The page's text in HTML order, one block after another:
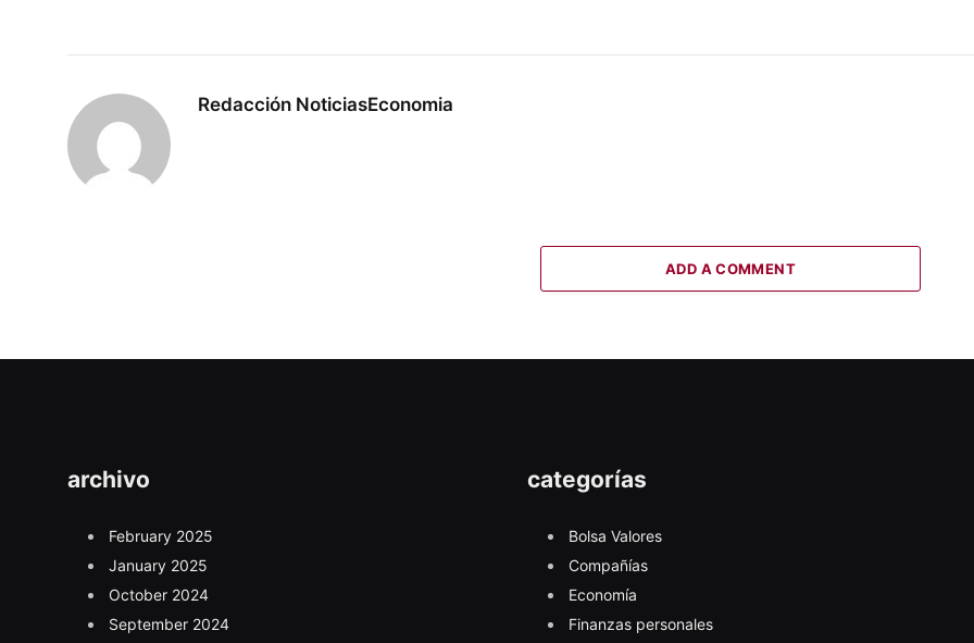
Redacción NoticiasEconomia
ADD A COMMENT
archivo
February 2025
January 2025
October 2024
September 2024
categorías
Bolsa Valores
Compañías
Economía
Finanzas personales